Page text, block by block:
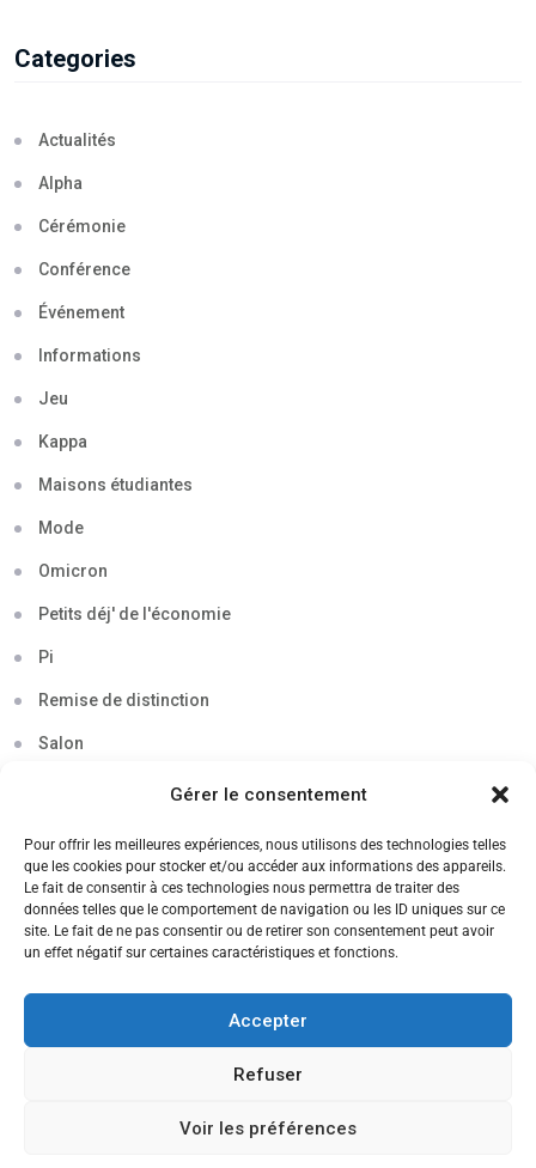
Gérer le consentement
Pour offrir les meilleures expériences, nous utilisons des technologies telles
que les cookies pour stocker et/ou accéder aux informations des appareils.
Le fait de consentir à ces technologies nous permettra de traiter des
données telles que le comportement de navigation ou les ID uniques sur ce
site. Le fait de ne pas consentir ou de retirer son consentement peut avoir
un effet négatif sur certaines caractéristiques et fonctions.
Accepter
Refuser
Voir les préférences
Categories
Actualités
Alpha
Cérémonie
Conférence
Événement
Informations
Jeu
Kappa
Maisons étudiantes
Mode
Omicron
Petits déj' de l'économie
Pi
Remise de distinction
Salon
Soirée
Sortie découverte
Tau
Voyage
CANDIDATEZ MAINTENANT